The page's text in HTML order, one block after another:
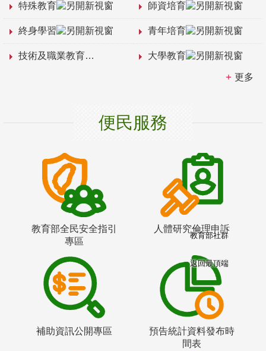
特殊教育 師資培育
終身學習 青年培育
技術及職業教育 大學教育
更多
便民服務
教育部全民安全指引
專區
人體研究倫理申訴
補助資訊公開專區
預告統計資料發布時
間表
教育部社群
返回最頂端